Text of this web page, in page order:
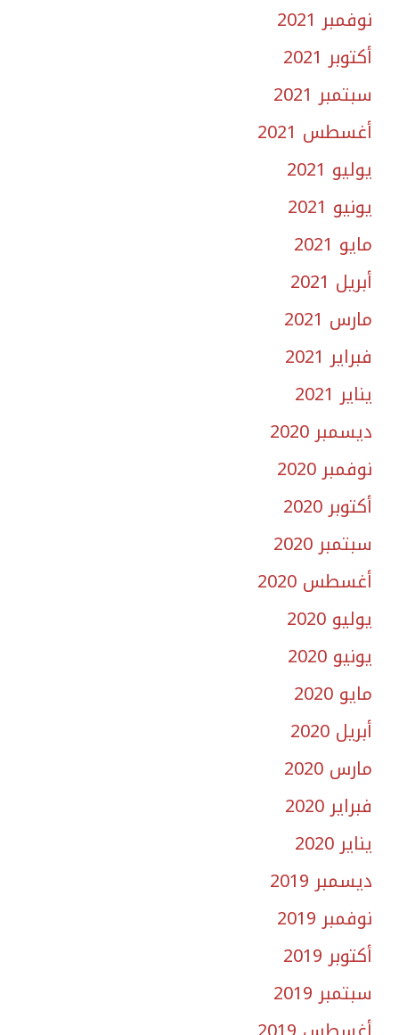
نوفمبر 2021
أكتوبر 2021
سبتمبر 2021
أغسطس 2021
يوليو 2021
يونيو 2021
مايو 2021
أبريل 2021
مارس 2021
فبراير 2021
يناير 2021
ديسمبر 2020
نوفمبر 2020
أكتوبر 2020
سبتمبر 2020
أغسطس 2020
يوليو 2020
يونيو 2020
مايو 2020
أبريل 2020
مارس 2020
فبراير 2020
يناير 2020
ديسمبر 2019
نوفمبر 2019
أكتوبر 2019
سبتمبر 2019